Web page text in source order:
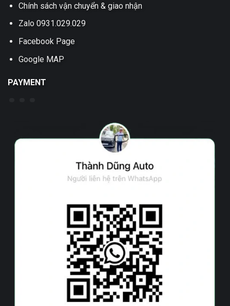
Chính sách vận chuyển & giao nhận
Zalo 0931.029.029
Facebook Page
Google MAP
PAYMENT